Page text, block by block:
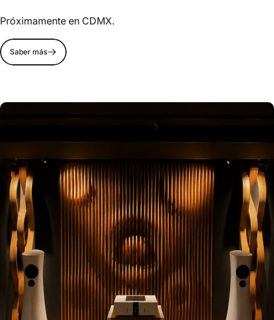
Próximamente en CDMX.
Saber más